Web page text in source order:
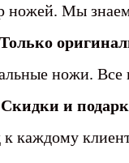
Мы
Только
ножи.
Скидки и
каждому